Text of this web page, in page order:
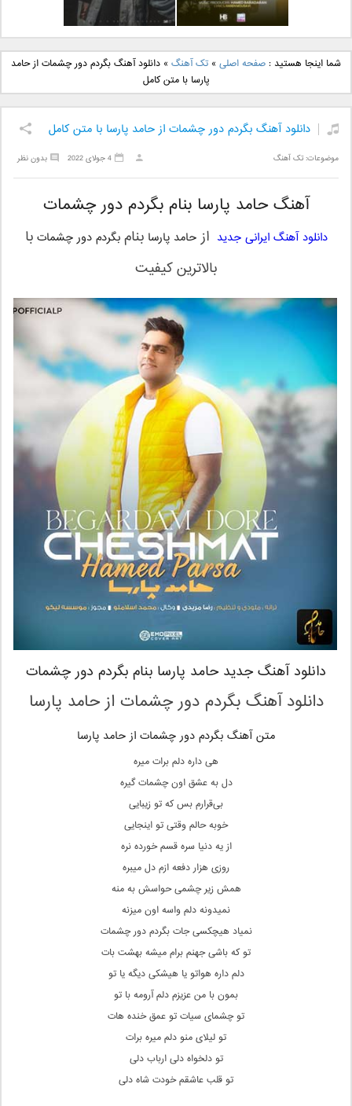
دانلود آهنگ جدید بهنام
بانی بنام قرص قمر 2
دانلود آهنگ جدید علی
یاسینی بنام دورترین نزدیک
شما اینجا هستید :صفحه اصلی »تک آهنگ »دانلود آهنگ بگردم دور چشمات از حامد
پارسا با متن کامل
دانلود آهنگ بگردم دور چشمات از حامد پارسا با متن کامل
موضوعات:تک آهنگ بدون نظر 4 جولای 2022
آهنگ حامد پارسا بنام بگردم دور چشمات
دانلود آهنگ ایرانی جدید ازحامد پارسابنام بگردم دور چشماتبا
بالاترین کیفیت
دانلود آهنگ جدید حامد پارسا بنام بگردم دور چشمات
دانلود آهنگ بگردم دور چشمات از حامد پارسا
متن آهنگ بگردم دور چشمات از حامد پارسا
هی داره دلم برات میره
دل به عشق اون چشمات گیره
بی‌قرارم بس که تو زیبایی
خوبه حالم وقتی تو اینجایی
از یه دنیا سره قسم خورده نره
روزی هزار دفعه ازم دل میبره
همش زیر چشمی حواسش به منه
نمیدونه دلم واسه اون میزنه
نمیاد هیچکسی جات بگردم دور چشمات
تو که باشی جهنم برام میشه بهشت بات
دلم داره هواتو یا هیشکی دیگه یا تو
بمون با من عزیزم دلم آرومه با تو
تو چشمای سیات تو عمق خنده هات
تو لیلای منو دلم میره برات
تو دلخواه دلی ارباب دلی
تو قلب عاشقم خودت شاه دلی